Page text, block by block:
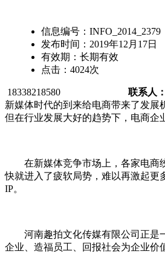
信息编号： INFO_2014_2379
发布时间： 2019年12月17日
有效期： 长期有效
点击： 4024次
18338218580 联系人：
新媒体时代的到来给电商带来了发展
但在行业发展大好的趋势下，电商企
在新媒体竞争市场上，各家电商绞
快就进入了疲软局势，难以再激起更
IP。
河南趣拍文化传媒有限公司正是一
企业、造福员工、回报社会为企业价